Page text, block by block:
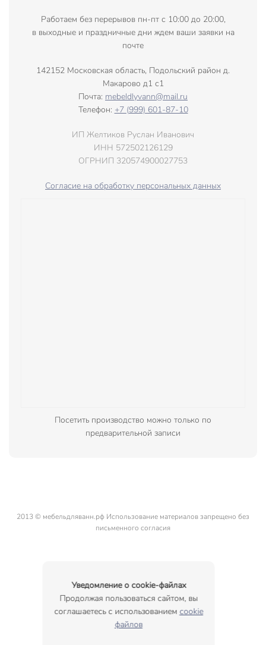
Работаем без перерывов пн-пт с 10:00 до 20:00,
в выходные и праздничные дни ждем ваши заявки на
почте
142152 Московская область, Подольский район д.
Макарово д1 с1
Почта: mebeldlyvann@mail.ru
Телефон: +7 (999) 601-87-10
ИП Желтиков Руслан Иванович
ИНН 572502126129
ОГРНИП 320574900027753
Согласие на обработку персональных данных
Посетить производство можно только по
предварительной записи
2013 © мебельдляванн.рф Использование материалов запрещено без
письменного согласия
Уведомление о cookie-файлах
Продолжая пользоваться сайтом, вы
соглашаетесь с использованием cookie
файлов